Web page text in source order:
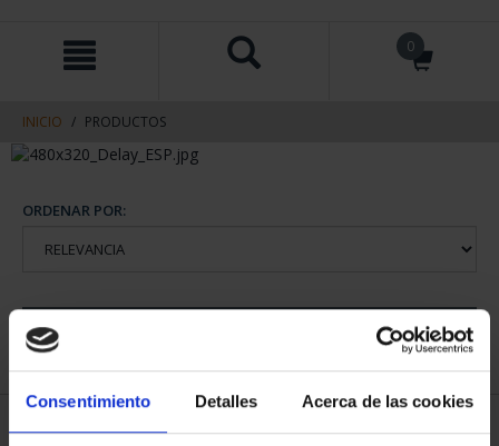
Consentimiento Detalles Acerca de las cookies
contenido
navegacin
0
INICIO PRODUCTOS
ORDENAR POR:
1 Productos encontrados